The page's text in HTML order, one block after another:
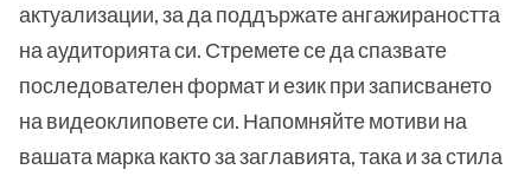
актуализации, за да поддържате ангажираността
на аудиторията си. Стремете се да спазвате
последователен формат и език при записването
на видеоклиповете си. Напомняйте мотиви на
вашата марка както за заглавията, така и за стила